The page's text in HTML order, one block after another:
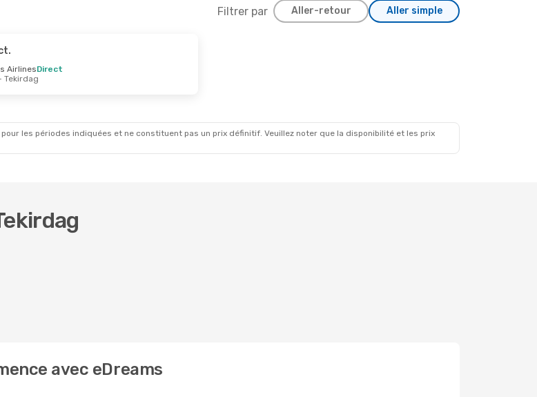
Filtrer par Aller-retour Aller simple
AirlinesDirect
Tekirdag
les périodes indiquées et ne constituent pas un prix définitif. Veuillez noter que la disponibilité et les prix
avec eDreams